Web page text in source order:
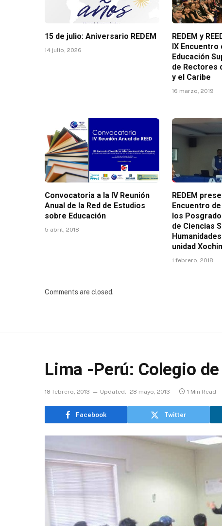
15 de julio: Aniversario REDEM
14 julio, 2026
REDEM y
IX Encuentro
Educación
de Rectores
y el Caribe
16 marzo, 2019
Convocatoria a la IV Reunión
Anual de la Red de Estudios
sobre Educación
5 abril, 2018
REDEM
Encuentro
los
de Ciencias
unidad
1 febrero, 2018
Comments are closed.
Lima -Perú: Colegio
18 febrero, 2013 Updated: 28 mayo, 2013 1 Min Read
Facebook Twitter